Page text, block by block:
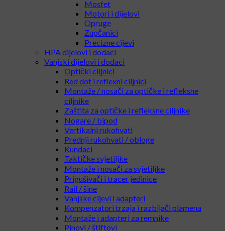
Mosfet
Motori i dijelovi
Opruge
Zupčanici
Precizne cijevi
HPA dijelovi i dodaci
Vanjski dijelovi i dodaci
Optički ciljnici
Red dot i reflexni ciljnici
Montaže / nosači za optičke i refleksne
ciljnike
Zaštita za optičke i refleksne ciljnike
Nogare / bipod
Vertikalni rukohvati
Prednji rukohvati / obloge
Kundaci
Taktičke svjetiljke
Montaže i nosači za svjetiljke
Prigušivači i tracer jedinice
Rail / šine
Vanjske cijevi i adapteri
Kompenzatori trzaja i razbijači plamena
Montaže i adapteri za remnike
Pinovi / štiftovi